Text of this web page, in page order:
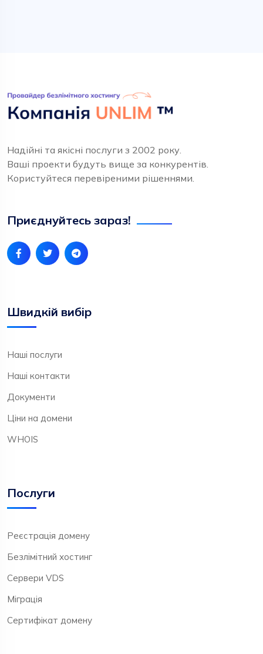
Надійні та якісні послуги з 2002 року.
Ваші проекти будуть вище за конкурентів.
Користуйтеся перевіреними рішеннями.
Приєднуйтесь зараз!
Швидкій вибір
Наші послуги
Наші контакти
Документи
Ціни на домени
WHOIS
Послуги
Реєстрація домену
Безлімітний хостинг
Сервери VDS
Міграція
Сертифікат домену